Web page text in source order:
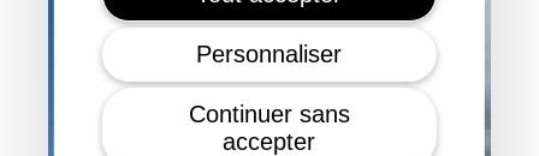
Personnaliser
Continuer sans
accepter